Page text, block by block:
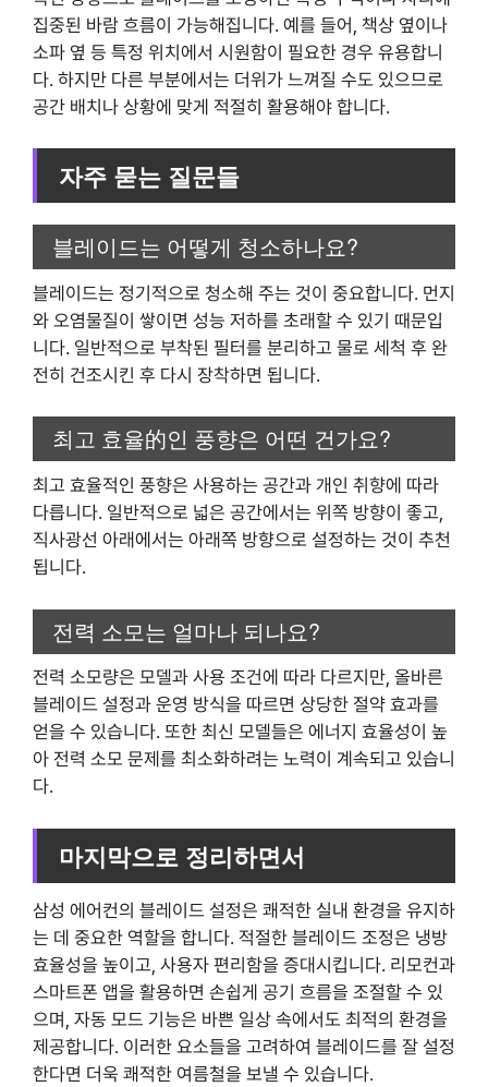
집중된 바람 흐름이 가능해집니다. 예를 들어, 책상 옆이나
소파 옆 등 특정 위치에서 시원함이 필요한 경우 유용합니
다. 하지만 다른 부분에서는 더위가 느껴질 수도 있으므로
공간 배치나 상황에 맞게 적절히 활용해야 합니다.
자주 묻는 질문들
블레이드는 어떻게 청소하나요?
블레이드는 정기적으로 청소해 주는 것이 중요합니다. 먼지
와 오염물질이 쌓이면 성능 저하를 초래할 수 있기 때문입
니다. 일반적으로 부착된 필터를 분리하고 물로 세척 후 완
전히 건조시킨 후 다시 장착하면 됩니다.
최고 효율的인 풍향은 어떤 건가요?
최고 효율적인 풍향은 사용하는 공간과 개인 취향에 따라
다릅니다. 일반적으로 넓은 공간에서는 위쪽 방향이 좋고,
직사광선 아래에서는 아래쪽 방향으로 설정하는 것이 추천
됩니다.
전력 소모는 얼마나 되나요?
전력 소모량은 모델과 사용 조건에 따라 다르지만, 올바른
블레이드 설정과 운영 방식을 따르면 상당한 절약 효과를
얻을 수 있습니다. 또한 최신 모델들은 에너지 효율성이 높
아 전력 소모 문제를 최소화하려는 노력이 계속되고 있습니
다.
마지막으로 정리하면서
삼성 에어컨의 블레이드 설정은 쾌적한 실내 환경을 유지하
는 데 중요한 역할을 합니다. 적절한 블레이드 조정은 냉방
효율성을 높이고, 사용자 편리함을 증대시킵니다. 리모컨과
스마트폰 앱을 활용하면 손쉽게 공기 흐름을 조절할 수 있
으며, 자동 모드 기능은 바쁜 일상 속에서도 최적의 환경을
제공합니다. 이러한 요소들을 고려하여 블레이드를 잘 설정
한다면 더욱 쾌적한 여름철을 보낼 수 있습니다.